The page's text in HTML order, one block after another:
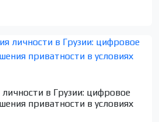
в Грузии: цифровое
приватности в условиях